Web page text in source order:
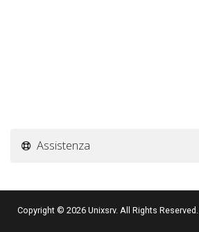
Assistenza
Copyright © 2026 Unixsrv. All Rights Reserved.